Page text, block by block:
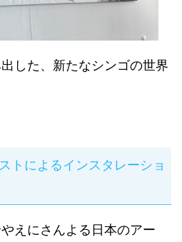
した、新たなシンゴの世界
トによるインスタレーショ
えにさんよる日本のアー